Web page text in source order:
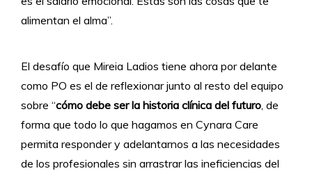
alimentan el alma”.
El desafío que Mireia Ladios tiene ahora por delante
como PO es el de reflexionar junto al resto del equipo
sobre “cómo debe ser la historia clínica del futuro , de
forma que todo lo que hagamos en Cynara Care
permita responder y adelantarnos a las necesidades
de los profesionales sin arrastrar las ineficiencias del